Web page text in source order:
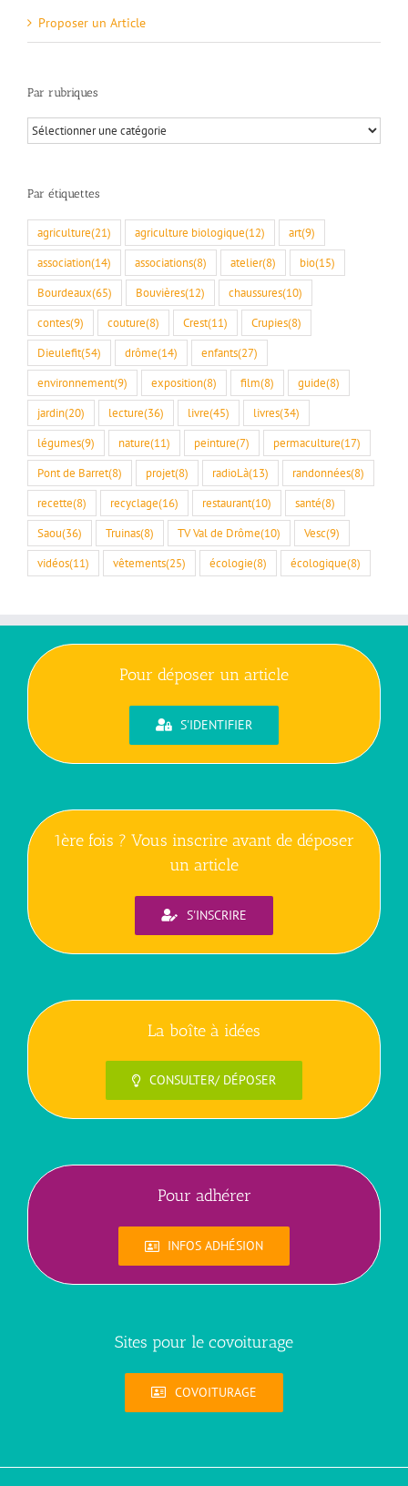
Proposer un Article
Par rubriques
Par
rubriques
Par étiquettes
agriculture(21) agriculture biologique(12) art(9)
association(14) associations(8) atelier(8) bio(15)
Bourdeaux(65) Bouvières(12) chaussures(10)
contes(9) couture(8) Crest(11) Crupies(8)
Dieulefit(54) drôme(14) enfants(27)
environnement(9) exposition(8) film(8) guide(8)
jardin(20) lecture(36) livre(45) livres(34)
légumes(9) nature(11) peinture(7) permaculture(17)
Pont de Barret(8) projet(8) radioLà(13) randonnées(8)
recette(8) recyclage(16) restaurant(10) santé(8)
Saou(36) Truinas(8) TV Val de Drôme(10) Vesc(9)
vidéos(11) vêtements(25) écologie(8) écologique(8)
Pour déposer un article
S'IDENTIFIER
1ère fois ? Vous inscrire avant de déposer
un article
S'INSCRIRE
La boîte à idées
CONSULTER/ DÉPOSER
Pour adhérer
INFOS ADHÉSION
Sites pour le covoiturage
COVOITURAGE